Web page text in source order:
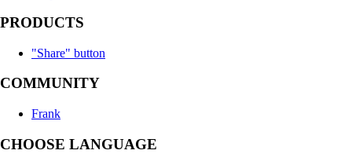
PRODUCTS
"Share" button
COMMUNITY
Frank
CHOOSE LANGUAGE